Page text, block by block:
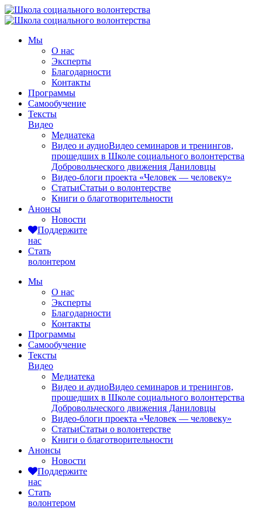
Мы
О нас
Эксперты
Благодарности
Контакты
Программы
Самообучение
Тексты
Видео
Медиатека
Видео и аудиоВидео семинаров и тренингов,
прошедших в Школе социального волонтерства
Добровольческого движения Даниловцы
Видео-блоги проекта «Человек — человеку»
СтатьиСтатьи о волонтерстве
Книги о благотворительности
Анонсы
Новости
Поддержите
нас
Стать
волонтером
Мы
О нас
Эксперты
Благодарности
Контакты
Программы
Самообучение
Тексты
Видео
Медиатека
Видео и аудиоВидео семинаров и тренингов,
прошедших в Школе социального волонтерства
Добровольческого движения Даниловцы
Видео-блоги проекта «Человек — человеку»
СтатьиСтатьи о волонтерстве
Книги о благотворительности
Анонсы
Новости
Поддержите
нас
Стать
волонтером